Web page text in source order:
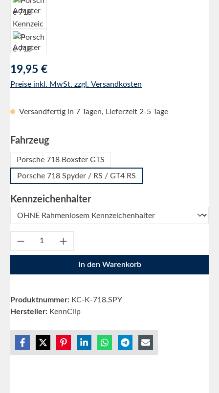
Regulärer Preis:
19,95 €
Preise inkl. MwSt. zzgl. Versandkosten
Versandfertig in 7 Tagen, Lieferzeit 2-5 Tage
Fahrzeugauswählen
Porsche 718 Boxster GTS
Porsche 718 Spyder / RS / GT4 RS
Kennzeichenhalterauswählen
Produkt Anzahl: Gib den gewünschten
In den Warenkorb
Produktnummer: KC-K-718.SPY
Hersteller: KennClip